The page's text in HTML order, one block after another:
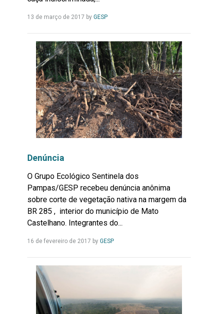
13 de março de 2017 by GESPLeia
Denúncia
O Grupo Ecológico Sentinela dos
Pampas/GESP recebeu denúncia anônima
sobre corte de vegetação nativa na margem da
BR 285 , interior do município de Mato
Castelhano. Integrantes do...
16 de fevereiro de 2017 by GESPLeia